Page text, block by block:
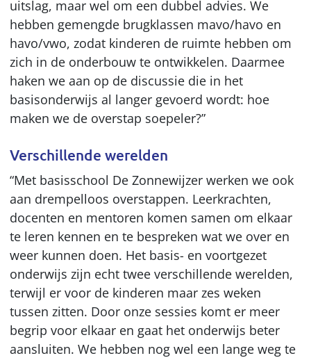
uitslag, maar wel om een dubbel advies. We
hebben gemengde brugklassen mavo/havo en
havo/vwo, zodat kinderen de ruimte hebben om
zich in de onderbouw te ontwikkelen. Daarmee
haken we aan op de discussie die in het
basisonderwijs al langer gevoerd wordt: hoe
maken we de overstap soepeler?”
Verschillende werelden
“Met basisschool De Zonnewijzer werken we ook
aan drempelloos overstappen. Leerkrachten,
docenten en mentoren komen samen om elkaar
te leren kennen en te bespreken wat we over en
weer kunnen doen. Het basis- en voortgezet
onderwijs zijn echt twee verschillende werelden,
terwijl er voor de kinderen maar zes weken
tussen zitten. Door onze sessies komt er meer
begrip voor elkaar en gaat het onderwijs beter
aansluiten. We hebben nog wel een lange weg te